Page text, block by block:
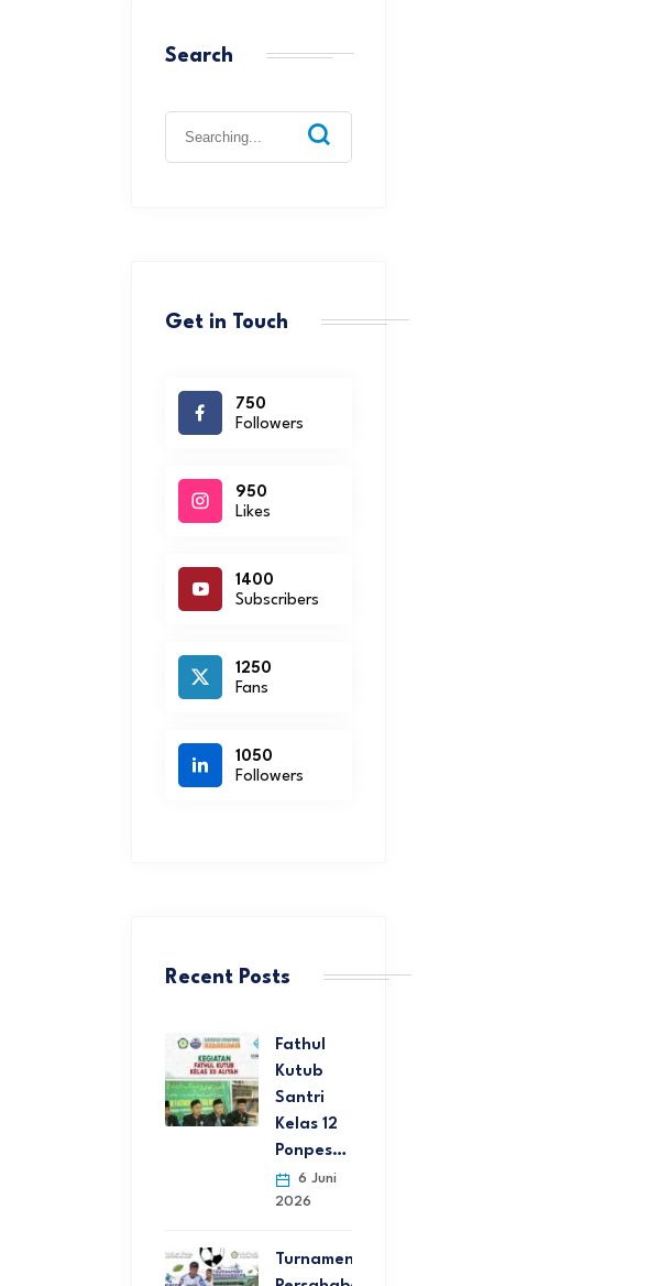
Search
Get in Touch
750
Followers
950
Likes
1400
Subscribers
1250
Fans
1050
Followers
Recent Posts
Fathul
Kutub
Santri
Kelas 12
Ponpes…
6 Juni
2026
Turnamen